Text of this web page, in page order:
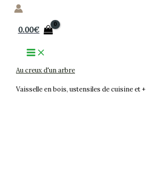
Aller
contenu
0.00€
Au creux d'un arbre
Vaisselle en bois, ustensiles de cuisine et +